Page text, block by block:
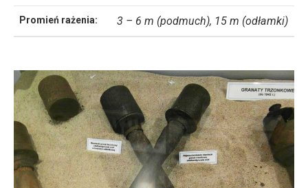
Promień rażenia: 3 – 6 m (podmuch), 15 m (odłamki)